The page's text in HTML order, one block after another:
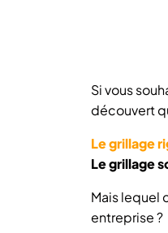
Si vous
découvert
Le grillage
Le grillage
Mais lequel
entreprise ?